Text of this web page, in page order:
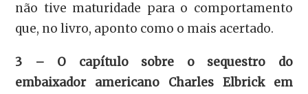
não tive maturidade para o comportamento
que, no livro, aponto como o mais acertado.
3 – O capítulo sobre o sequestro do
embaixador americano Charles Elbrick em